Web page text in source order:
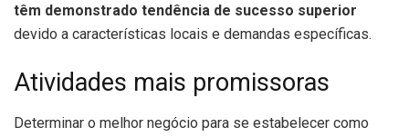
têm demonstrado tendência de sucesso superior
devido a características locais e demandas específicas.
Atividades mais promissoras
Determinar o melhor negócio para se estabelecer como